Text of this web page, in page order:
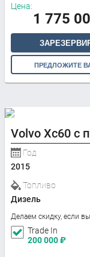
Цена:
1 775
ПРЕДЛОЖИТЕ
Volvo Xc60 с
Год
2015
Топливо
Дизель
Делаем скидку, если
Trade In
200 000₽